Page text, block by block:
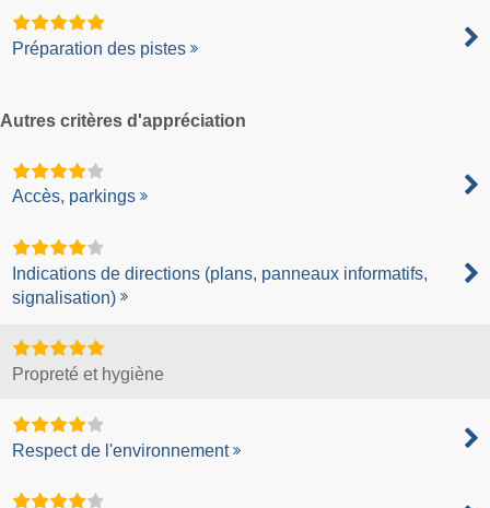
Préparation des pistes
Autres critères d'appréciation
Accès, parkings
Indications de directions (plans, panneaux informatifs,
signalisation)
Propreté et hygiène
Respect de l'environnement